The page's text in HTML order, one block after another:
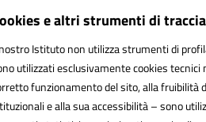
e altri strumenti di
Istituto non utilizza strumenti di
utilizzati esclusivamente cookies tecnici
funzionamento del sito, alla fruibilità
e alla sua accessibilità – sono